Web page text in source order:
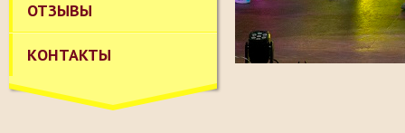
ОТЗЫВЫ
КОНТАКТЫ